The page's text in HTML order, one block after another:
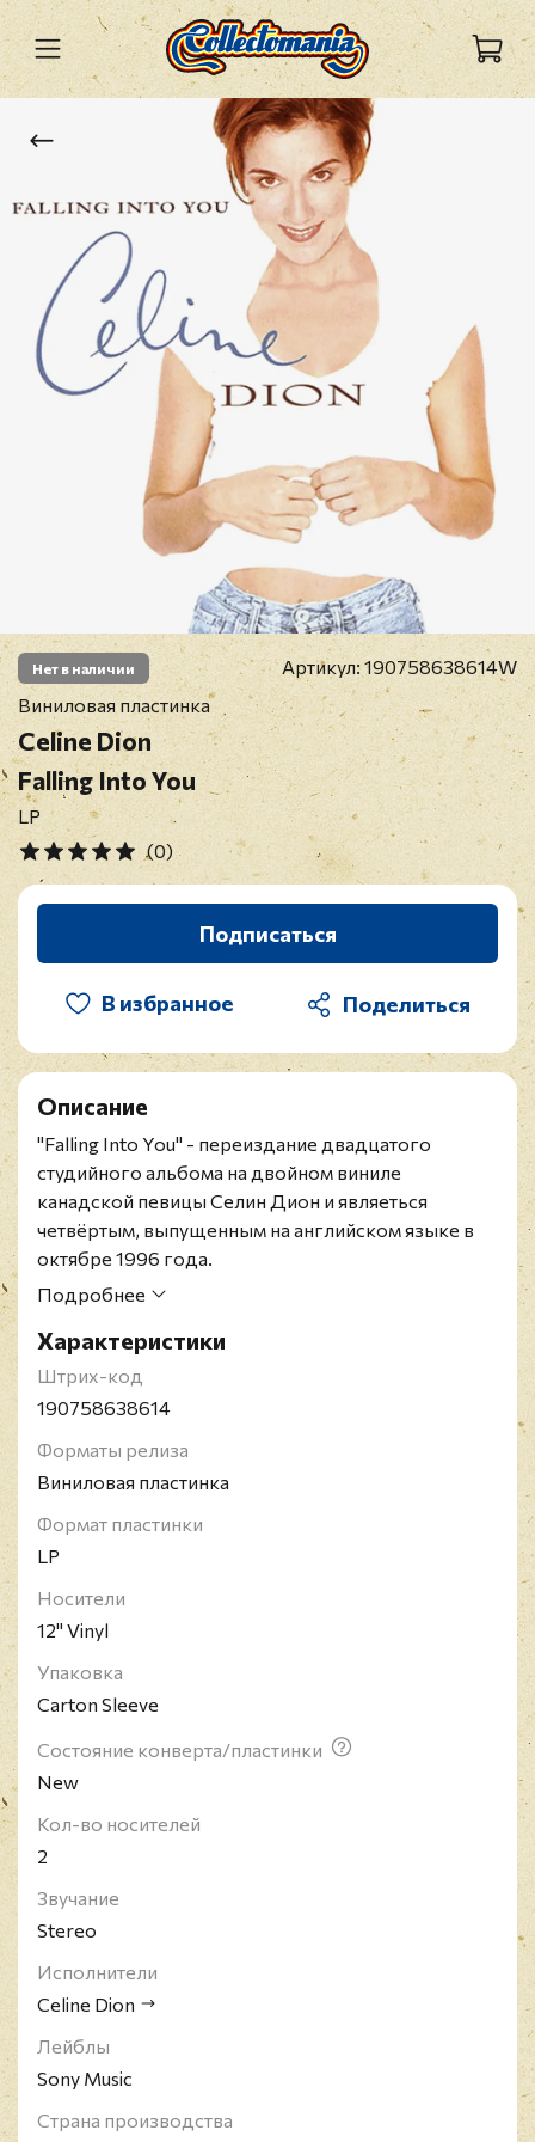
Нет в наличии Артикул:190758638614W
Виниловая пластинка
Celine Dion
Falling Into You
LP
(0)
Подписаться
В избранное
Описание
"Falling Into You" - переиздание двадцатого
студийного альбома на двойном виниле
канадской певицы Селин Дион и являеться
четвёртым, выпущенным на английском языке в
октябре 1996 года.
Селин Мари Клодетт Дион - канадская певица,
многодетной семье в провинции Квебек, Дион в
подростковом возрасте стала звездой во
франкоязычном мире после того, как её
свой дом, чтобы профинансировать её первую
запись. В 1990 году она выпустила англоязычный
альбом Unison и утвердилась как певица в
Северной Америке и других англоязычных
Подробнее
Характеристики
Штрих-код
190758638614
Форматы релиза
Виниловая пластинка
Формат пластинки
LP
Носители
12" Vinyl
Упаковка
Carton Sleeve
Состояние конверта/пластинки
New
Кол-во носителей
2
Звучание
Stereo
Исполнители
Celine Dion
Лейблы
Sony Music
Страна производства